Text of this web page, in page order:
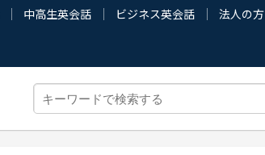
中高生英会話 ビジネス英会話 法人の方